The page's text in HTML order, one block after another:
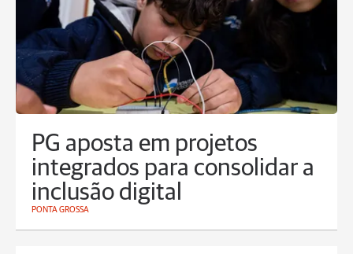
PG aposta em projetos
integrados para consolidar a
inclusão digital
PONTA GROSSA